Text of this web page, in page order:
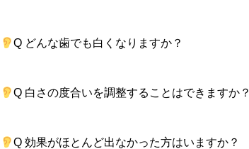
Q どんな歯でも白くなりますか？
Q 白さの度合いを調整することはできますか？
Q 効果がほとんど出なかった方はいますか？